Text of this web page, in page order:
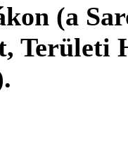
(a
Területi